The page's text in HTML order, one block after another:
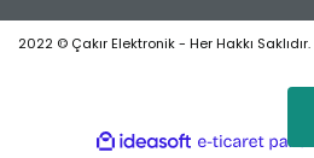
2022 © Çakır Elektronik - Her Hakkı Saklıdır.
ideasoft